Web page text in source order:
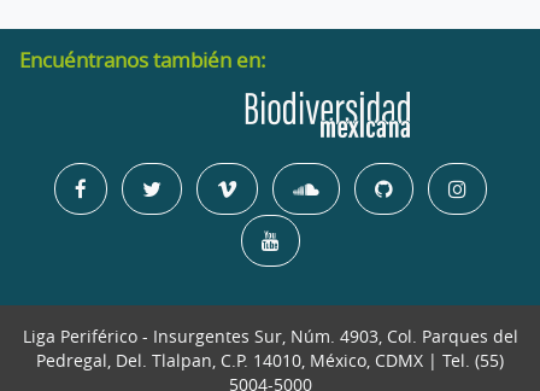
Encuéntranos también en:
Liga Periférico - Insurgentes Sur, Núm. 4903, Col. Parques del
Pedregal, Del. Tlalpan, C.P. 14010, México, CDMX | Tel. (55)
5004-5000